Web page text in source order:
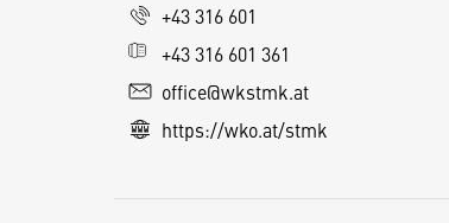
+43 316 601
+43 316 601 361
office@wkstmk.at
https://wko.at/stmk